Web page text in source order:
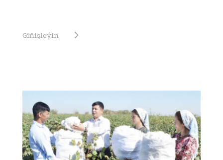
Giňişleýin